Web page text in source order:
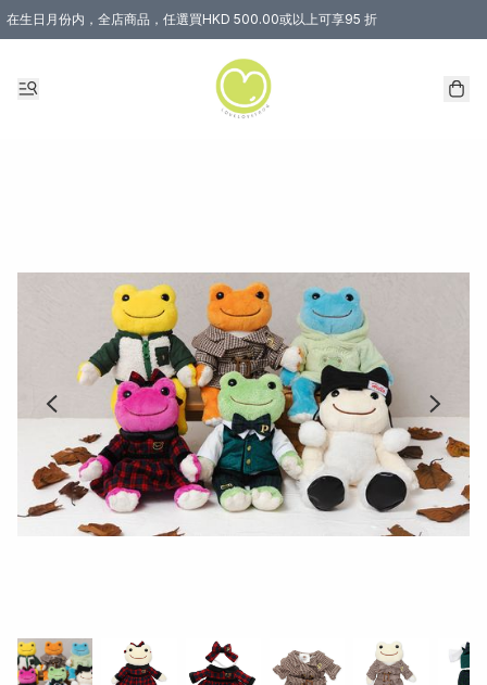
在生日月份内，全店商品，任選買HKD 500.00或以上可享95 折